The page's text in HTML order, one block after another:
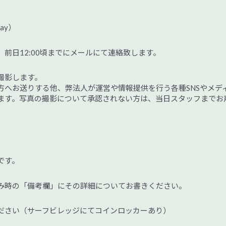
）
日12:00頃までにメールにて連絡致します。
します。
お送りする他、弊法人が運営や情報提供を行う各種SNSやメデ
。写真の撮影について承認されない方は、当日スタッフまでお
。
の「備考欄」にその詳細についてお書きください。
い（サーフビレッジにてコインロッカーあり）